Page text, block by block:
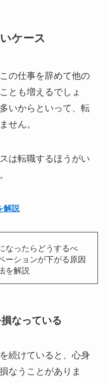
ケース
の仕事を辞めて他の
とも増えるでしょ
いからといって、転
せん。
は転職するほうがい
解説
なったらどうするべ
ーションが下がる原因
を解説
なっている
続けていると、心身
なうことがありま